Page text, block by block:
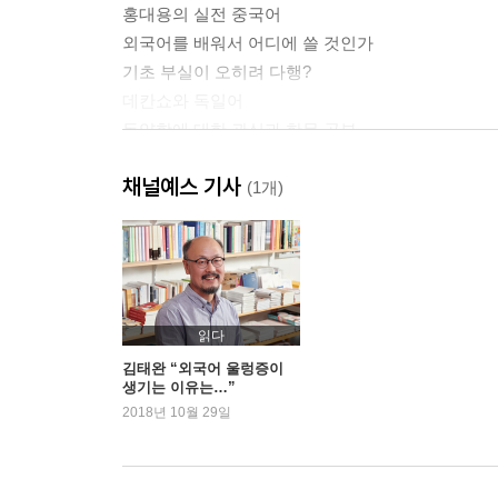
홍대용의 실전 중국어
외국어를 배워서 어디에 쓸 것인가
기초 부실이 오히려 다행?
동양학에 대한 관심과 한문 공부
박사과정 입학과 일본어, 중국어, 프랑스어 공부
비로소 이해하게 된 영어의 언어적 특성
2장 언어의 지도와 나침반
/
태초에 말씀이 있었다
초기 언어는 어떤 형태였을까
정관사를 발명한 고대 희랍
세계를 이해하는 중요한 통로, 언어
채널예스 기사 (1개)
읽다
김태완 “외국어 울렁증이
생기는 이유는…”
2018년 10월 29일